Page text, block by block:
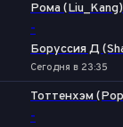
Рома (Liu_Kang)
-
Боруссия Д
Сегодня в 23:35
Тоттенхэм
-